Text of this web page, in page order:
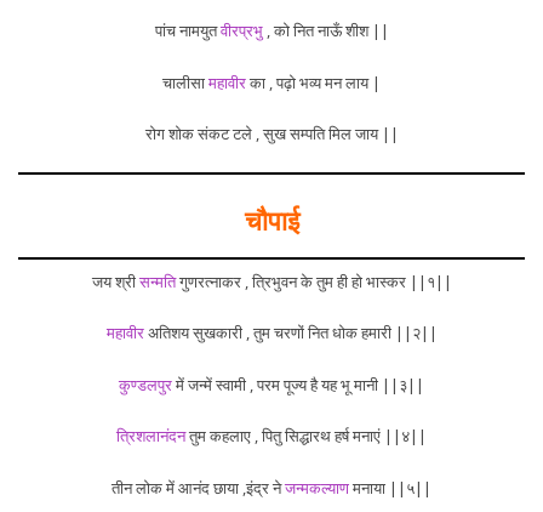
पांच नामयुतवीरप्रभु, को नित नाऊँ शीश ||
चालीसामहावीरका , पढ़ो भव्य मन लाय |
रोग शोक संकट टले , सुख सम्पति मिल जाय ||
चौपाई
जय श्रीसन्मतिगुणरत्नाकर , त्रिभुवन के तुम ही हो भास्कर ||१||
महावीरअतिशय सुखकारी , तुम चरणों नित धोक हमारी ||२||
कुण्डलपुरमें जन्में स्वामी , परम पूज्य है यह भू मानी ||३||
त्रिशलानंदनतुम कहलाए , पितु सिद्धारथ हर्ष मनाएं ||४||
तीन लोक में आनंद छाया ,इंद्र नेजन्मकल्याणमनाया ||५||